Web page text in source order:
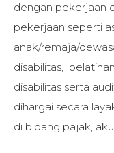
dengan pekerjaan
pekerjaan seperti
anak/remaja/
disabilitas,
disabilitas serta
dihargai secara
di bidang pajak,